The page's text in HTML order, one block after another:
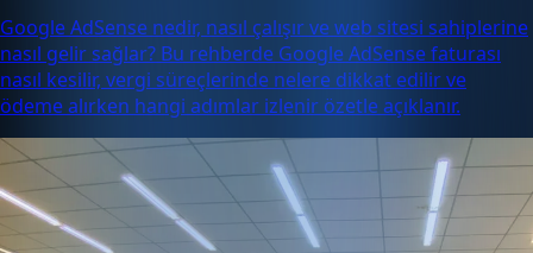
Google AdSense nedir, nasıl çalışır ve web sitesi sahiplerine
nasıl gelir sağlar? Bu rehberde Google AdSense faturası
nasıl kesilir, vergi süreçlerinde nelere dikkat edilir ve
ödeme alırken hangi adımlar izlenir özetle açıklanır.